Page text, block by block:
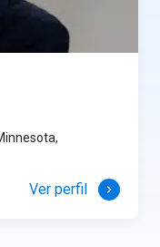
Ver perfil keyboard_arrow_right